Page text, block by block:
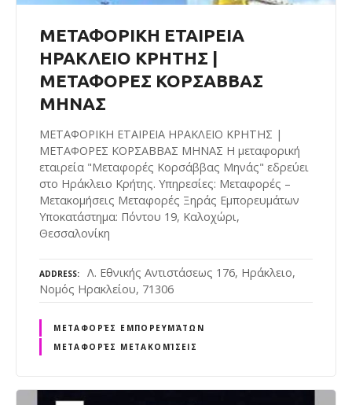
ΜΕΤΑΦΟΡΙΚΗ ΕΤΑΙΡΕΙΑ
ΗΡΑΚΛΕΙΟ ΚΡΗΤΗΣ |
ΜΕΤΑΦΟΡΕΣ ΚΟΡΣΑΒΒΑΣ
ΜΗΝΑΣ
ΜΕΤΑΦΟΡΙΚΗ ΕΤΑΙΡΕΙΑ ΗΡΑΚΛΕΙΟ ΚΡΗΤΗΣ |
ΜΕΤΑΦΟΡΕΣ ΚΟΡΣΑΒΒΑΣ ΜΗΝΑΣ Η μεταφορική
εταιρεία "Μεταφορές Κορσάββας Μηνάς" εδρεύει
στο Ηράκλειο Κρήτης. Υπηρεσίες: Μεταφορές –
Μετακομήσεις Μεταφορές Ξηράς Εμπορευμάτων
Υποκατάστημα: Πόντου 19, Καλοχώρι,
Θεσσαλονίκη
ADDRESS
Λ. Εθνικής Αντιστάσεως 176, Ηράκλειο,
Νομός Ηρακλείου, 71306
ΜΕΤΑΦΟΡΈΣ ΕΜΠΟΡΕΥΜΆΤΩΝ
ΜΕΤΑΦΟΡΈΣ ΜΕΤΑΚΟΜΊΣΕΙΣ